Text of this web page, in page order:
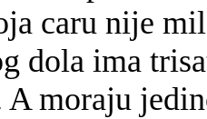
caru nije
dola ima
A moraju